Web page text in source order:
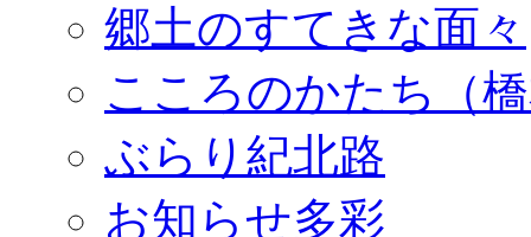
郷土のすてきな面々
こころのかたち（
ぶらり紀北路
お知らせ多彩